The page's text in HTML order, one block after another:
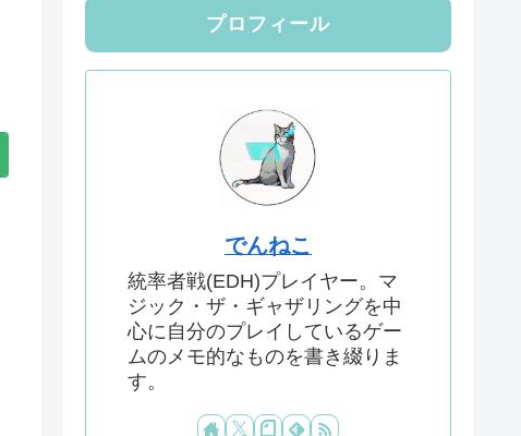
プロフィール
でんねこ
統率者戦(EDH)プレイヤー。マ
ジック・ザ・ギャザリングを中
心に自分のプレイしているゲー
ムのメモ的なものを書き綴りま
す。